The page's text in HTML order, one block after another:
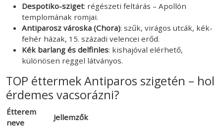
Despotiko-sziget: régészeti feltárás – Apollón
templomának romjai.
Antiparosz városka (Chora): szűk, virágos utcák, kék-
fehér házak, 15. századi velencei erőd.
Kék barlang és delfinles: kishajóval elérhető,
különösen reggel látványos.
TOP éttermek Antiparos szigetén – hol
érdemes vacsorázni?
Étterem
neve
Jellemzők